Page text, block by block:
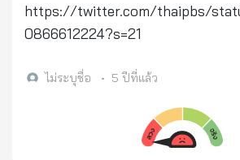
https://twitter.com/thaipbs/
0866612224?s=21
ไม่ระบุชื่อ • 5 ปีที่แล้ว